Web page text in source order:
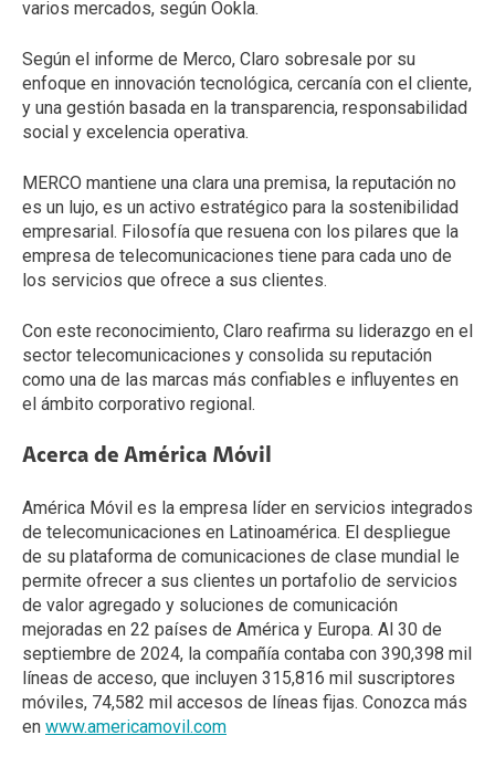
varios mercados, según Ookla.
Según el informe de Merco, Claro sobresale por su
enfoque en innovación tecnológica, cercanía con el cliente,
y una gestión basada en la transparencia, responsabilidad
social y excelencia operativa.
MERCO mantiene una clara una premisa, la reputación no
es un lujo, es un activo estratégico para la sostenibilidad
empresarial. Filosofía que resuena con los pilares que la
empresa de telecomunicaciones tiene para cada uno de
los servicios que ofrece a sus clientes.
Con este reconocimiento, Claro reafirma su liderazgo en el
sector telecomunicaciones y consolida su reputación
como una de las marcas más confiables e influyentes en
el ámbito corporativo regional.
Acerca de América Móvil
América Móvil es la empresa líder en servicios integrados
de telecomunicaciones en Latinoamérica. El despliegue
de su plataforma de comunicaciones de clase mundial le
permite ofrecer a sus clientes un portafolio de servicios
de valor agregado y soluciones de comunicación
mejoradas en 22 países de América y Europa. Al 30 de
septiembre de 2024, la compañía contaba con 390,398 mil
líneas de acceso, que incluyen 315,816 mil suscriptores
móviles, 74,582 mil accesos de líneas fijas. Conozca más
en www.americamovil.com